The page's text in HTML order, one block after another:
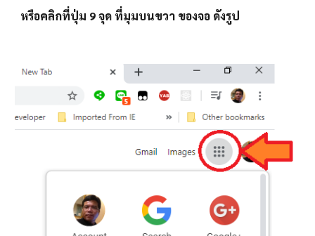
หรือคลิกที่ปุ่ม 9 จุด ที่มุมบนขวา ของจอ ดังรูป